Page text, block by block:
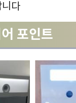
니다
포인트